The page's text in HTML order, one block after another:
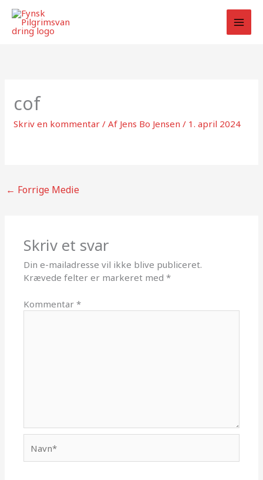
indholdet
cof
Skriv en kommentar / Af Jens Bo Jensen/ 1. april 2024
← Forrige Medie
Skriv et svar
Din e-mailadresse vil ikke blive publiceret.
Krævede felter er markeret med*
Kommentar*